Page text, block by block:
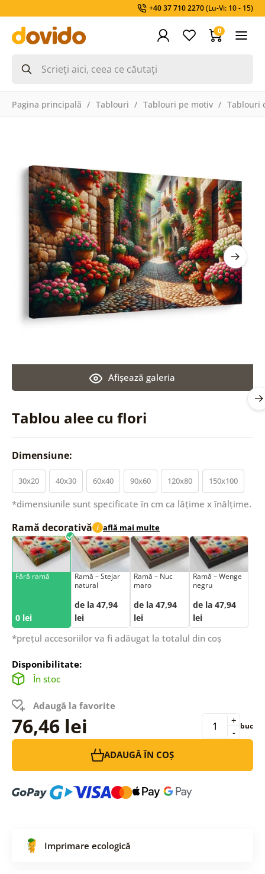
+40 37 710 2270(Lu-Vi: 10 - 15)
0
Pagina principală Tablouri Tablouri pe motiv Tablouri
Tablou alee cu flori
Afişează galeria
Dimensiune:
30x20 40x30 60x40 90x60 120x80 150x100
*dimensiunile sunt specificate în cm ca lățime x înălțime.
Ramă decorativă i află mai multe
Fără ramă
0 lei
Ramă – Stejar
natural
de la 47,94
lei
Ramă – Nuc
maro
de la 47,94
lei
Ramă – Wenge
negru
de la 47,94
lei
*prețul accesoriilor va fi adăugat la totalul din coș
Disponibilitate:
În stoc
Adaugă la favorite
76,46 lei -
+ buc
ADAUGĂ ÎN COȘ
Imprimare ecologică